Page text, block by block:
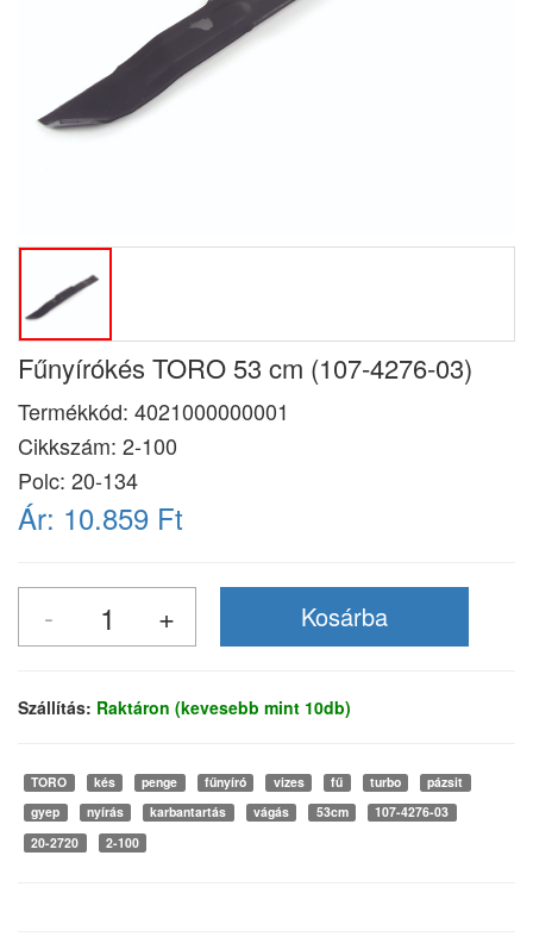
Fűnyírókés TORO 53 cm (107-4276-03)
Termékkód: 4021000000001
Cikkszám: 2-100
Polc: 20-134
Ár: 10.859 Ft
Szállítás: Raktáron (kevesebb mint 10db)
TORO kés penge fűnyíró vizes fű turbo
pázsit
gyep
nyírás karbantartás vágás 53cm
107-4276-03
20-2720
2-100